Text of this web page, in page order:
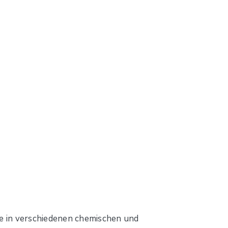
verschiedenen chemischen und